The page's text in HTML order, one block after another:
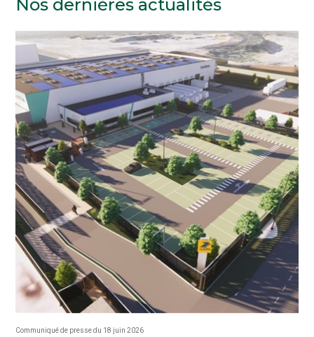
Nos dernières actualités
Communiqué de presse du 18 juin 2026